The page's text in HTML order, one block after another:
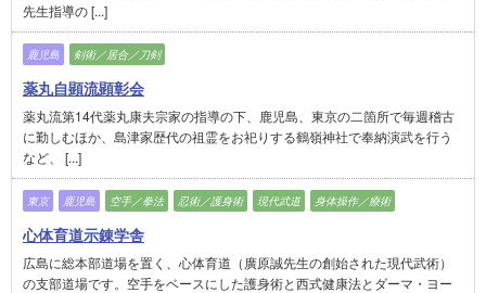
先生指導の [...]
鹿児島 剣術／居合／刀剣
薬丸自顕流顕彰会
薬丸流第14代薬丸康夫宗家の指導の下、鹿児島、東京の二箇所で毎週稽古
に勤しむほか、島津家歴代の祖霊をお祀りする鶴嶺神社で奉納演武を行う
など、 [...]
東京 鹿児島 空手／拳法 忍術／護身術 現代武道 身体操作／療術
心体育道示錬学舎
広島に総本部道場を置く、心体育道（廣原誠先生の創始された現代武術）
の支部道場です。空手をベースにした護身術と西式健康法とダーマ・ヨー